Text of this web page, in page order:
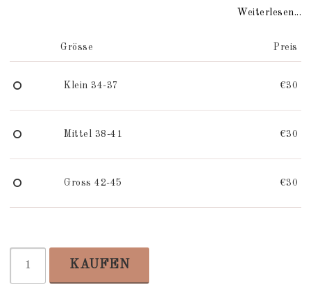
Weiterlesen...
Grösse Preis
Klein 34-37 €30
Mittel 38-41 €30
Gross 42-45 €30
KAUFEN